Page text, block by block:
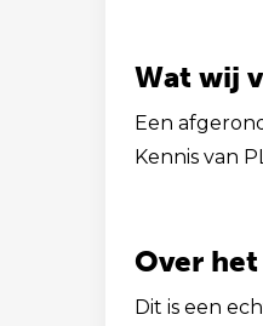
Wat wij
Een
Kennis van
Over
Dit is een